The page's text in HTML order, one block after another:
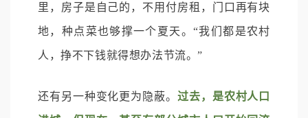
里，房子是自己的，不用付房租，门口再有块
地，种点菜也够撑一个夏天。“我们都是农村
人，挣不下钱就得想办法节流。”
还有另一种变化更为隐蔽。 过去，是农村人口